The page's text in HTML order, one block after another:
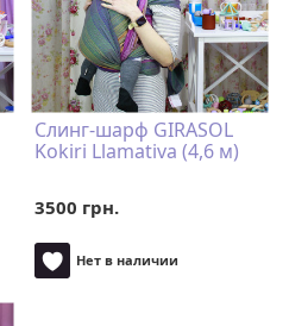
Слинг-шарф GIRASOL
Kokiri Llamativa (4,6 м)
3500 грн.
Нет в наличии